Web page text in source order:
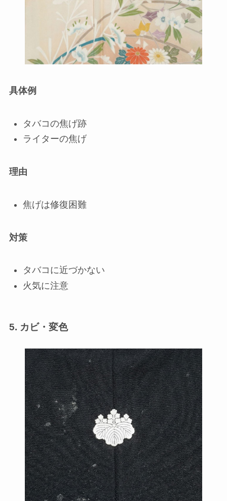
具体例
タバコの焦げ跡
ライターの焦げ
理由
焦げは修復困難
対策
タバコに近づかない
火気に注意
5. カビ・変色